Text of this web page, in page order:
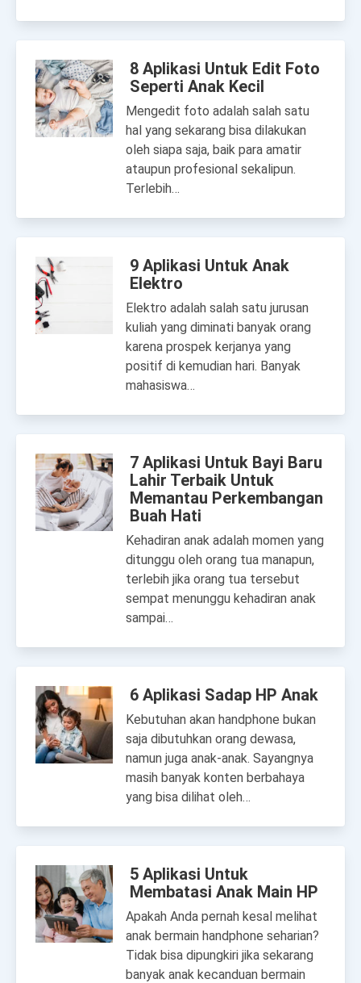
8 Aplikasi Untuk Edit Foto
Seperti Anak Kecil
Mengedit foto adalah salah satu
hal yang sekarang bisa dilakukan
oleh siapa saja, baik para amatir
ataupun profesional sekalipun.
Terlebih…
9 Aplikasi Untuk Anak
Elektro
Elektro adalah salah satu jurusan
kuliah yang diminati banyak orang
karena prospek kerjanya yang
positif di kemudian hari. Banyak
mahasiswa…
7 Aplikasi Untuk Bayi Baru
Lahir Terbaik Untuk
Memantau Perkembangan
Buah Hati
Kehadiran anak adalah momen yang
ditunggu oleh orang tua manapun,
terlebih jika orang tua tersebut
sempat menunggu kehadiran anak
sampai…
6 Aplikasi Sadap HP Anak
Kebutuhan akan handphone bukan
saja dibutuhkan orang dewasa,
namun juga anak-anak. Sayangnya
masih banyak konten berbahaya
yang bisa dilihat oleh…
5 Aplikasi Untuk
Membatasi Anak Main HP
Apakah Anda pernah kesal melihat
anak bermain handphone seharian?
Tidak bisa dipungkiri jika sekarang
banyak anak kecanduan bermain